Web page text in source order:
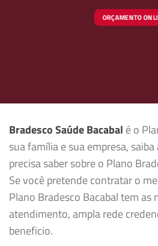
ORÇAMENTO
Bradesco Saúde Bacabal é o
sua família e sua empresa,
precisa saber sobre o Plano
Se você pretende contratar o
Plano Bradesco Bacabal tem as
atendimento, ampla rede
beneficio.